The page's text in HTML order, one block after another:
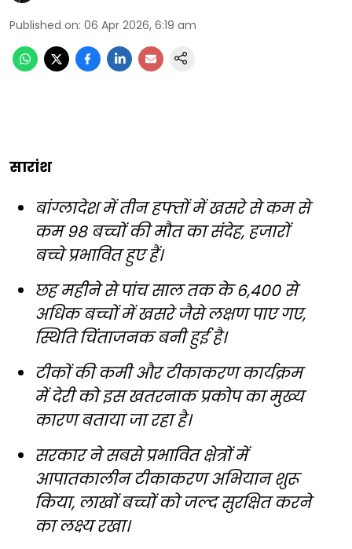
Published on: 06 Apr 2026, 6:19 am
सारांश
बांग्लादेश में तीन हफ्तों में खसरे से कम से
कम 98 बच्चों की मौत का संदेह, हजारों
बच्चे प्रभावित हुए हैं।
छह महीने से पांच साल तक के 6,400 से
अधिक बच्चों में खसरे जैसे लक्षण पाए गए,
स्थिति चिंताजनक बनी हुई है।
टीकों की कमी और टीकाकरण कार्यक्रम
में देरी को इस खतरनाक प्रकोप का मुख्य
कारण बताया जा रहा है।
सरकार ने सबसे प्रभावित क्षेत्रों में
आपातकालीन टीकाकरण अभियान शुरू
किया, लाखों बच्चों को जल्द सुरक्षित करने
का लक्ष्य रखा।